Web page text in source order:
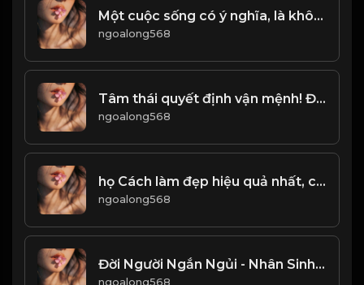
Một cuộc sống có ý nghĩa, là không ngừng tìm kiếm đam mê, động lực để phấn đấu...! & Đạo
ngoalong568
Tâm thái quyết định vận mệnh! Đạo
ngoalong568
họ Cách làm đẹp hiệu quả nhất, chính là Bảo Dũng! Đạo (1)
ngoalong568
Đời Người Ngắn Ngủi - Nhân Sinh Vô Thường! Đạo
ngoalong568